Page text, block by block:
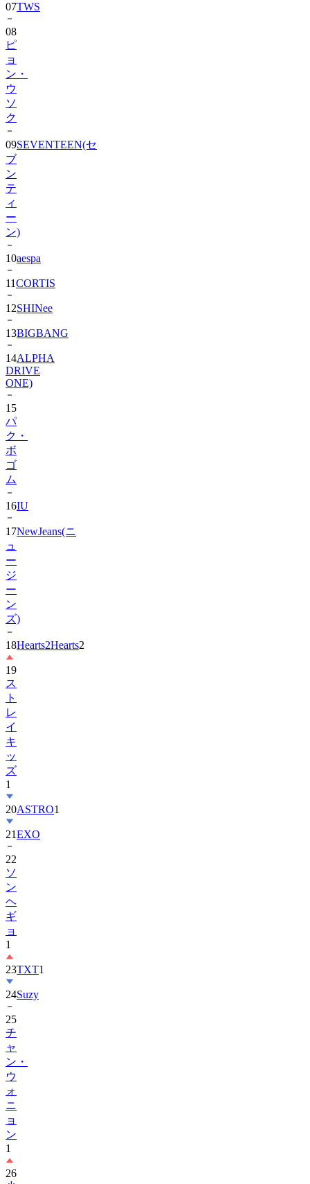
08
ピ
ョ
ン・
ウ
ソ
ク
09
ブ
ン
テ
ィ
ー
ン)
10aespa
11CORTIS
12SHINee
13BIGBANG
14ALPHA
DRIVE
ONE)
15
パ
ク・
ボ
ゴ
ム
16
17NewJeans(ニ
ュ
ー
ジ
ー
ン
ズ)
18Hearts2Hearts
19
ス
ト
レ
イ
キ
ッ
ズ
1
20
21EXO
22
ソ
ン
ヘ
ギ
ョ
1
23
24Suzy
25
チ
ャ
ン・
ウ
ォ
ニ
ョ
ン
1
26
少
女